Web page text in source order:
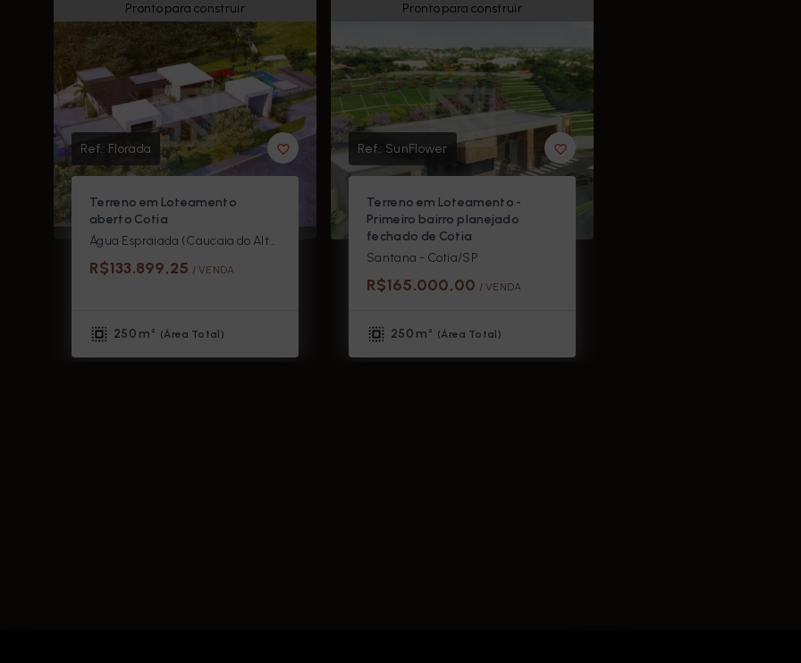
Pronto para construir
Ref.: Florada
Terreno em Loteamento
aberto Cotia
Água Espraiada (Caucaia do Alto) - Cotia/SP
R$133.899,25 / VENDA
250 m² (Área Total )
Pronto para construir
Ref.: SunFlower
Terreno em Loteamento -
Primeiro bairro planejado
fechado de Cotia
Santana - Cotia/SP
R$165.000,00 / VENDA
250 m² (Área Total )